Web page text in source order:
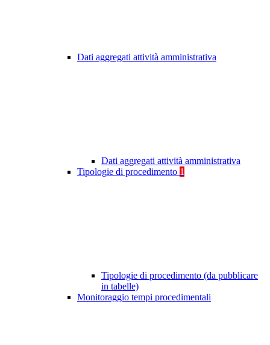
Dati aggregati attività amministrativa
Dati aggregati attività amministrativa
Tipologie di procedimento 1
Tipologie di procedimento (da pubblicare
in tabelle)
Monitoraggio tempi procedimentali